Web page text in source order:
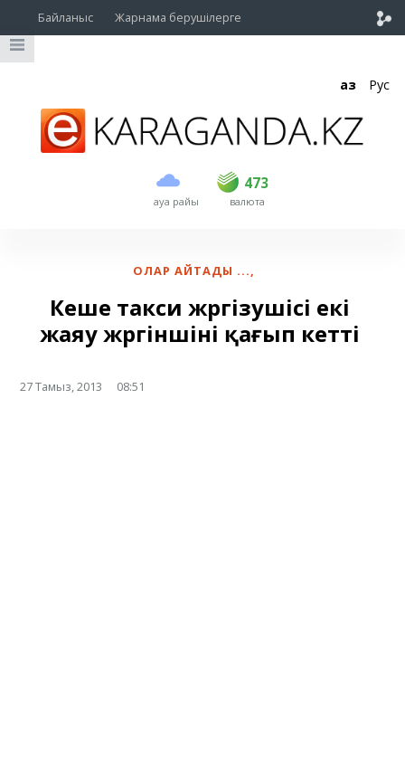
Байланыс Жарнама берушілерге
Қаз Рус
ауа райы
473
USD 470 473
EUR валюта
ОЛАР АЙТАДЫ ...,
Кеше такси жүргізушісі екі
жаяу жүргіншіні қағып кетті
27 Тамыз, 2013 08:51